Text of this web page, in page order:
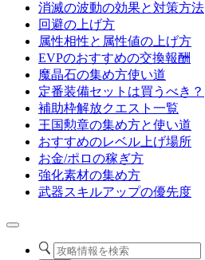
消滅の波動の効果と対策方法
回避の上げ方
属性相性と属性値の上げ方
EVPのおすすめの交換報酬
魔晶石の集め方使い道
定番装備セットは買うべき？
補助枠解放クエスト一覧
王国勲章の集め方と使い道
おすすめのレベル上げ場所
お金/ポロの稼ぎ方
強化素材の集め方
武器スキルアップの優先度